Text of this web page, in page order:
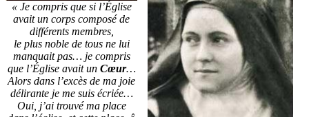
« Je compris que si l’Église
avait un corps composé de
différents membres,
le plus noble de tous ne lui
manquait pas… je compris
que l’Église avait un Cœur…
Alors dans l’excès de ma joie
délirante je me suis écriée…
Oui, j’ai trouvé ma place